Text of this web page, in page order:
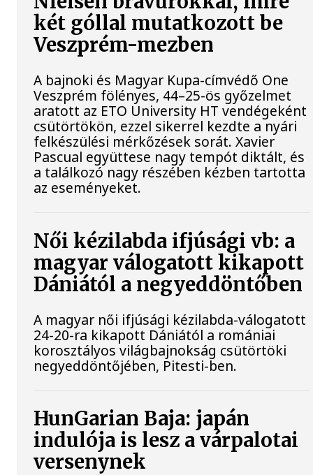
két góllal mutatkozott be
Veszprém-mezben
A bajnoki és Magyar Kupa-címvédő One
Veszprém fölényes, 44–25-ös győzelmet
aratott az ETO University HT vendégeként
csütörtökön, ezzel sikerrel kezdte a nyári
felkészülési mérkőzések sorát. Xavier
Pascual együttese nagy tempót diktált, és
a találkozó nagy részében kézben tartotta
az eseményeket.
Női kézilabda ifjúsági vb: a
magyar válogatott kikapott
Dániától a negyeddöntőben
A magyar női ifjúsági kézilabda-válogatott
24-20-ra kikapott Dániától a romániai
korosztályos világbajnokság csütörtöki
negyeddöntőjében, Pitesti-ben.
HunGarian Baja: japán
indulója is lesz a várpalotai
versenynek